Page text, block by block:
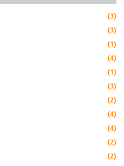
(3)
(3)
(1)
(4)
(1)
(3)
(2)
(4)
(4)
(2)
(2)